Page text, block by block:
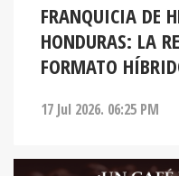
FRANQUICIA DE
HONDURAS: LA
FORMATO
17 Jul 2026. 06:25 PM